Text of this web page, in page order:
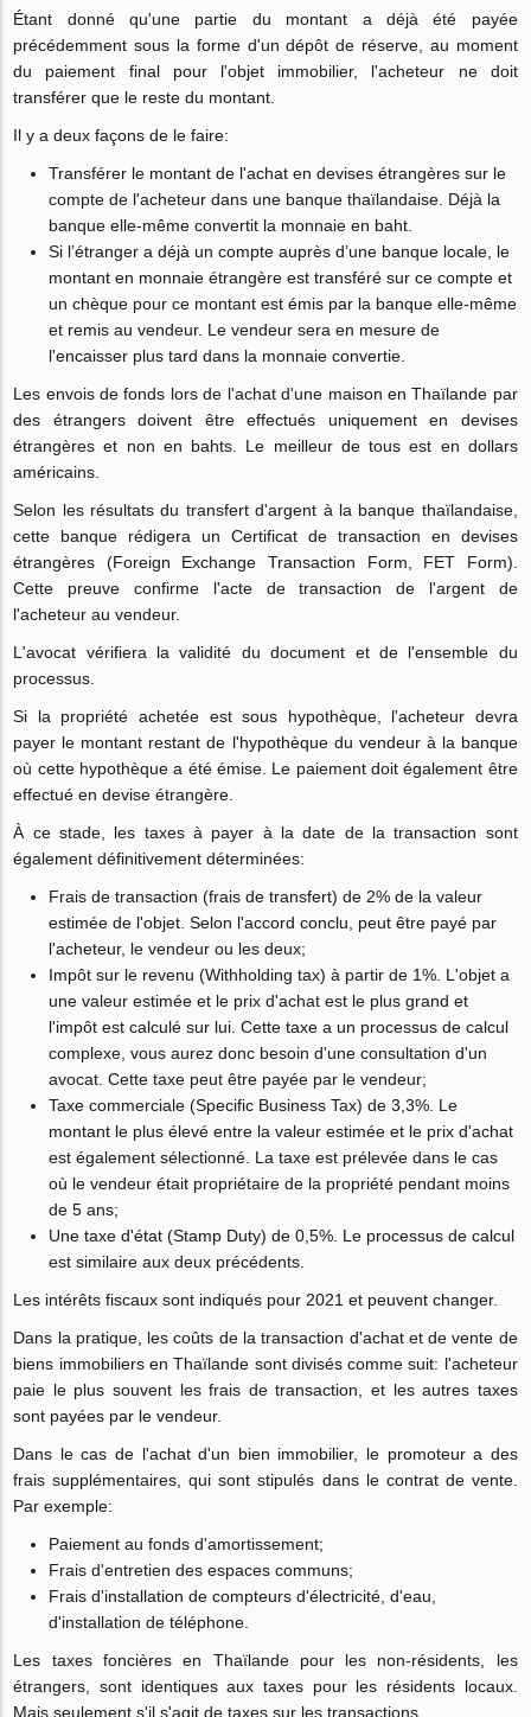
Étant donné qu'une partie du montant a déjà été payée
précédemment sous la forme d'un dépôt de réserve, au moment
du paiement final pour l'objet immobilier, l'acheteur ne doit
transférer que le reste du montant.
Il y a deux façons de le faire:
Transférer le montant de l'achat en devises étrangères sur le
compte de l'acheteur dans une banque thaïlandaise. Déjà la
banque elle-même convertit la monnaie en baht.
Si l’étranger a déjà un compte auprès d’une banque locale, le
montant en monnaie étrangère est transféré sur ce compte et
un chèque pour ce montant est émis par la banque elle-même
et remis au vendeur. Le vendeur sera en mesure de
l'encaisser plus tard dans la monnaie convertie.
Les envois de fonds lors de l'achat d'une maison en Thaïlande par
des étrangers doivent être effectués uniquement en devises
étrangères et non en bahts. Le meilleur de tous est en dollars
américains.
Selon les résultats du transfert d'argent à la banque thaïlandaise,
cette banque rédigera un Certificat de transaction en devises
étrangères (Foreign Exchange Transaction Form, FET Form).
Cette preuve confirme l'acte de transaction de l'argent de
l'acheteur au vendeur.
L'avocat vérifiera la validité du document et de l'ensemble du
processus.
Si la propriété achetée est sous hypothèque, l'acheteur devra
payer le montant restant de l'hypothèque du vendeur à la banque
où cette hypothèque a été émise. Le paiement doit également être
effectué en devise étrangère.
À ce stade, les taxes à payer à la date de la transaction sont
également définitivement déterminées:
Frais de transaction (frais de transfert) de 2% de la valeur
estimée de l'objet. Selon l'accord conclu, peut être payé par
l'acheteur, le vendeur ou les deux;
Impôt sur le revenu (Withholding tax) à partir de 1%. L'objet a
une valeur estimée et le prix d'achat est le plus grand et
l'impôt est calculé sur lui. Cette taxe a un processus de calcul
complexe, vous aurez donc besoin d'une consultation d'un
avocat. Cette taxe peut être payée par le vendeur;
Taxe commerciale (Specific Business Tax) de 3,3%. Le
montant le plus élevé entre la valeur estimée et le prix d'achat
est également sélectionné. La taxe est prélevée dans le cas
où le vendeur était propriétaire de la propriété pendant moins
de 5 ans;
Une taxe d'état (Stamp Duty) de 0,5%. Le processus de calcul
est similaire aux deux précédents.
Les intérêts fiscaux sont indiqués pour 2021 et peuvent changer.
Dans la pratique, les coûts de la transaction d'achat et de vente de
biens immobiliers en Thaïlande sont divisés comme suit: l'acheteur
paie le plus souvent les frais de transaction, et les autres taxes
sont payées par le vendeur.
Dans le cas de l'achat d'un bien immobilier, le promoteur a des
frais supplémentaires, qui sont stipulés dans le contrat de vente.
Par exemple:
Paiement au fonds d'amortissement;
Frais d'entretien des espaces communs;
Frais d'installation de compteurs d'électricité, d'eau,
d'installation de téléphone.
Les taxes foncières en Thaïlande pour les non-résidents, les
étrangers, sont identiques aux taxes pour les résidents locaux.
Mais seulement s'il s'agit de taxes sur les transactions.